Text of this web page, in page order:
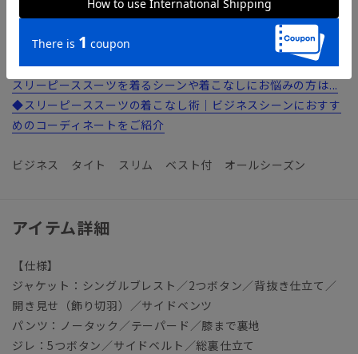
◆洗えるスーツ（ウォッシャブルスーツ）のおすすめ12選！コ
スパのいい選び方や洗い方を解説
スリーピーススーツを着るシーンや着こなしにお悩みの方は...
◆スリーピーススーツの着こなし術｜ビジネスシーンにおすす
めのコーディネートをご紹介
ビジネス タイト スリム ベスト付 オールシーズン
アイテム詳細
【仕様】
ジャケット：シングルブレスト／2つボタン／背抜き仕立て／
開き見せ（飾り切羽）／サイドベンツ
パンツ：ノータック／テーパード／膝まで裏地
ジレ：5つボタン／サイドベルト／総裏仕立て